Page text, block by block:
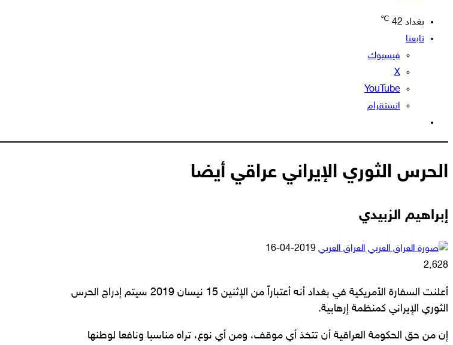
بغداد 42
℃
تابعنا
فيسبوك
‫X
‫YouTube
انستقرام
المظلم
الحرس الثوري الإيراني عراقي أيضا
إبراهيم الزبيدي
العراق العربي أرسل
2019-04-16
2٬628
أعلنت السفارة الأمريكية في بغداد أنه أعتباراً من الإثنين 15 نيسان 2019 سيتم إدراج الحرس
الثوري الإيراني كمنظمة إرهابية.
إن من حق الحكومة العراقية أن تتخذ أي موقف، ومن أي نوع، تراه مناسبا ونافعا لوطنها